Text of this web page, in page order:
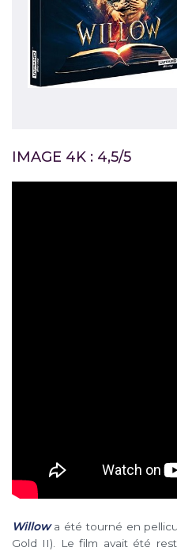
IMAGE 4K : 4,5/5
Willowa été tourné en
Gold II). Le film avait été